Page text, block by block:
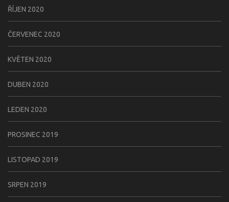
ŘÍJEN 2020
ČERVENEC 2020
KVĚTEN 2020
DUBEN 2020
LEDEN 2020
PROSINEC 2019
LISTOPAD 2019
SRPEN 2019